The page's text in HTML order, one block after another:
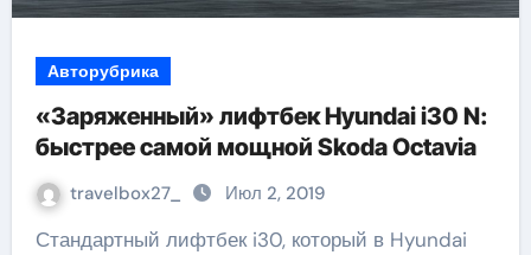
Авторубрика
«Заряженный» лифтбек Hyundai i30 N:
быстрее самой мощной Skoda Octavia
travelbox27_ Июл 2, 2019
Стандартный лифтбек i30, который в Hyundai